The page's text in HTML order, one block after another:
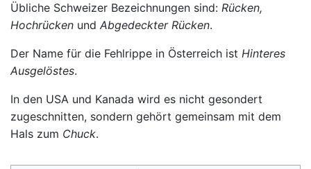
Übliche Schweizer Bezeichnungen sind: Rücken,
Hochrücken und Abgedeckter Rücken.
Der Name für die Fehlrippe in Österreich ist Hinteres
Ausgelöstes.
In den USA und Kanada wird es nicht gesondert
zugeschnitten, sondern gehört gemeinsam mit dem
Hals zum Chuck.